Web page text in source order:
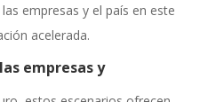
empresas y el país en este
acelerada.
empresas y